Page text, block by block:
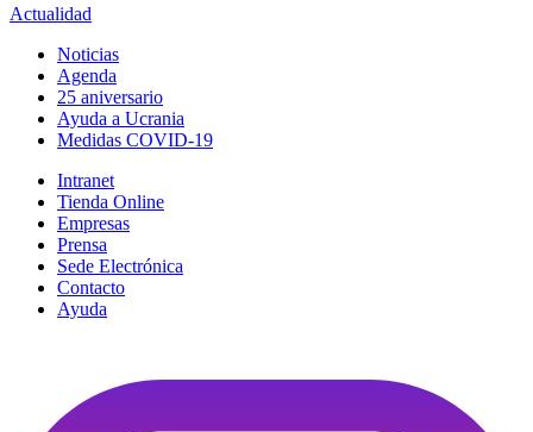
Actualidad
Noticias
Agenda
25 aniversario
Ayuda a Ucrania
Medidas COVID-19
Intranet
Tienda Online
Empresas
Prensa
Sede Electrónica
Contacto
Ayuda